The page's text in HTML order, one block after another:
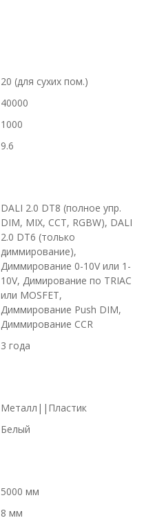
20 (для сухих пом.)
40000
1000
9.6
DALI 2.0 DT8 (полное упр.
DIM, MIX, CCT, RGBW), DALI
2.0 DT6 (только
диммирование),
Диммирование 0-10V или 1-
10V, Димирование по TRIAC
или MOSFET,
Диммирование Push DIM,
Диммирование CCR
3 года
Металл||Пластик
Белый
5000 мм
8 мм